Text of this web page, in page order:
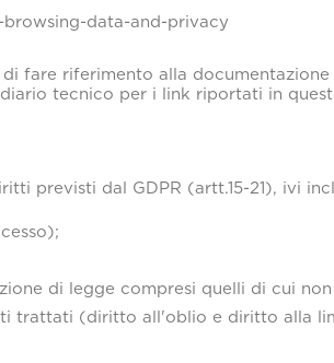
data-and-privacy
fare riferimento alla documentazione
tecnico per i link riportati in
previsti dal GDPR (artt.15-21), ivi
di legge compresi quelli di cui non
trattati (diritto all'oblio e diritto alla